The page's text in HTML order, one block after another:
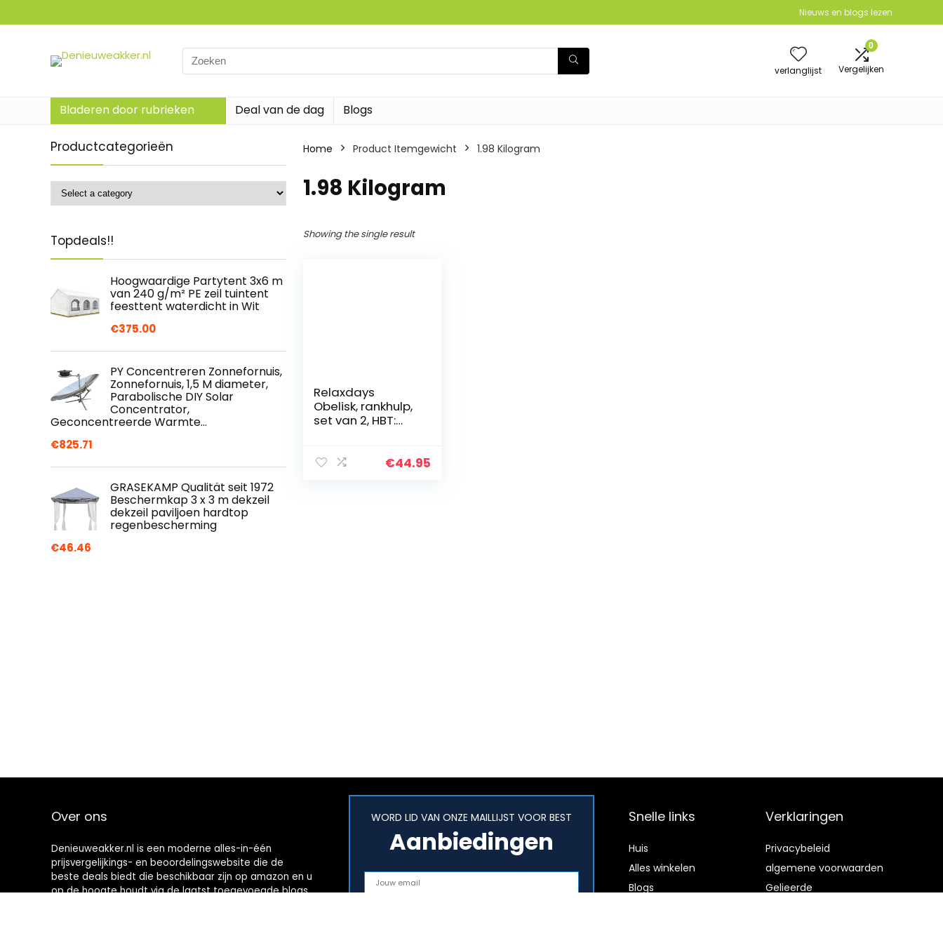
Nieuws en blogs lezen
Search
for:
verlanglijst
0
Vergelijken
Bladeren door rubrieken Deal van de dag Blogs
Productcategorieën
Topdeals!!
Hoogwaardige Partytent 3x6 m
van 240 g/m² PE zeil tuintent
feesttent waterdicht in Wit
€375.00
PY Concentreren Zonnefornuis,
Zonnefornuis, 1,5 M diameter,
Parabolische DIY Solar
Concentrator,
Geconcentreerde Warmte…
€825.71
GRASEKAMP Qualität seit 1972
Beschermkap 3 x 3 m dekzeil
dekzeil paviljoen hardtop
regenbescherming
€46.46
Home Product Itemgewicht ‎1.98 Kilogram
‎1.98 Kilogram
Showing the single result
Relaxdays
Obelisk, rankhulp,
set van 2, HBT:
klimplanten, €44.95
Over ons
Denieuweakker.nl is een moderne alles-in-één
prijsvergelijkings- en beoordelingswebsite die de
beste deals biedt die beschikbaar zijn op amazon en u
op de hoogte houdt via de laatst toegevoegde blogs.
WORD LID VAN ONZE MAILLIJST VOOR BEST
Aanbiedingen
Snelle links
Huis
Alles winkelen
Blogs
Verklaringen
Privacybeleid
algemene voorwaarden
Gelieerde